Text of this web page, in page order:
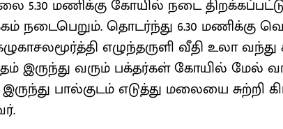
5.30 மணிக்கு கோயில் நடை
நடைபெறும். தொடர்ந்து 6.30 மணிக்கு
எழுந்தருளி வீதி உலா வந்து
இருந்து வரும் பக்தர்கள் கோயில் மேல்
பால்குடம் எடுத்து மலையை சுற்றி